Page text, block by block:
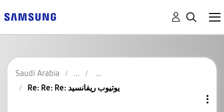
Saudi Arabia
Re: Re: Re: يوتيوب ريفانسيد